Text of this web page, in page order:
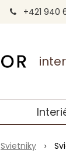
+421 940
Svietniky